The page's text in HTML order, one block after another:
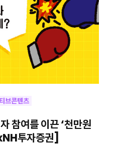
브콘텐츠
참여를 이끈 ‘천만원
투자증권]